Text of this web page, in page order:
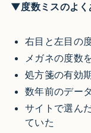
▼度数ミスのよく
右目と左目の
メガネの度数
処方箋の有効
数年前のデー
サイトで選ん
ていた